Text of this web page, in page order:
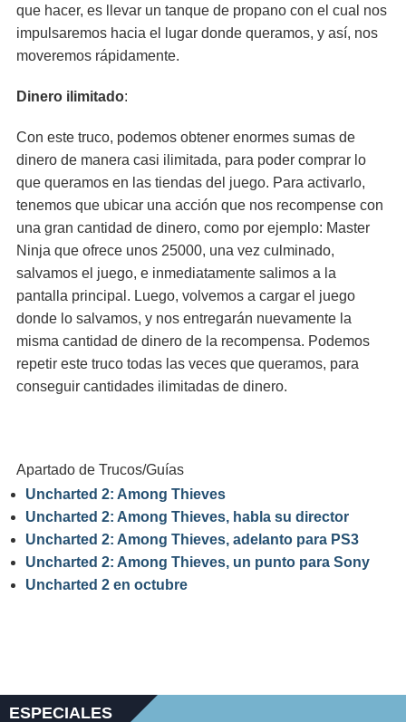
que hacer, es llevar un tanque de propano con el cual nos
impulsaremos hacia el lugar donde queramos, y así, nos
moveremos rápidamente.
Dinero ilimitado:
Con este truco, podemos obtener enormes sumas de
dinero de manera casi ilimitada, para poder comprar lo
que queramos en las tiendas del juego. Para activarlo,
tenemos que ubicar una acción que nos recompense con
una gran cantidad de dinero, como por ejemplo: Master
Ninja que ofrece unos 25000, una vez culminado,
salvamos el juego, e inmediatamente salimos a la
pantalla principal. Luego, volvemos a cargar el juego
donde lo salvamos, y nos entregarán nuevamente la
misma cantidad de dinero de la recompensa. Podemos
repetir este truco todas las veces que queramos, para
conseguir cantidades ilimitadas de dinero.
Apartado de Trucos/Guías
Uncharted 2: Among Thieves
Uncharted 2: Among Thieves, habla su director
Uncharted 2: Among Thieves, adelanto para PS3
Uncharted 2: Among Thieves, un punto para Sony
Uncharted 2 en octubre
ESPECIALES